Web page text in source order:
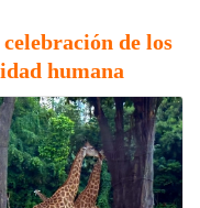
de los
humana